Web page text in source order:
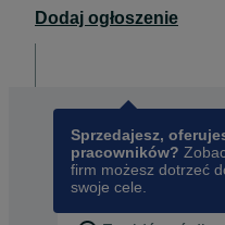
Dodaj ogłoszenie
Sprzedajesz,
pracowników?
firm możesz dotrzeć
swoje cele.